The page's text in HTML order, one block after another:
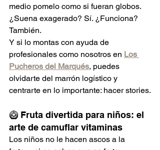
medio pomelo como si fueran globos.
¿Suena exagerado? Sí. ¿Funciona?
También.
Y si lo montas con ayuda de
profesionales como nosotros en Los
Pucheros del Marqués, puedes
olvidarte del marrón logístico y
centrarte en lo importante: hacer stories.
🥝 Fruta divertida para niños: el
arte de camuflar vitaminas
Los niños no le hacen ascos a la